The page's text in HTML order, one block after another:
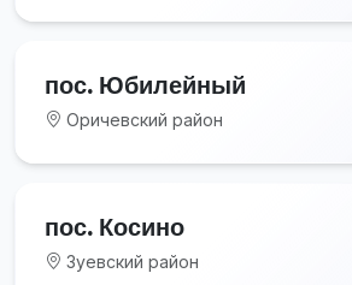
пос. Юбилейный
Оричевский район
пос. Косино
Зуевский район